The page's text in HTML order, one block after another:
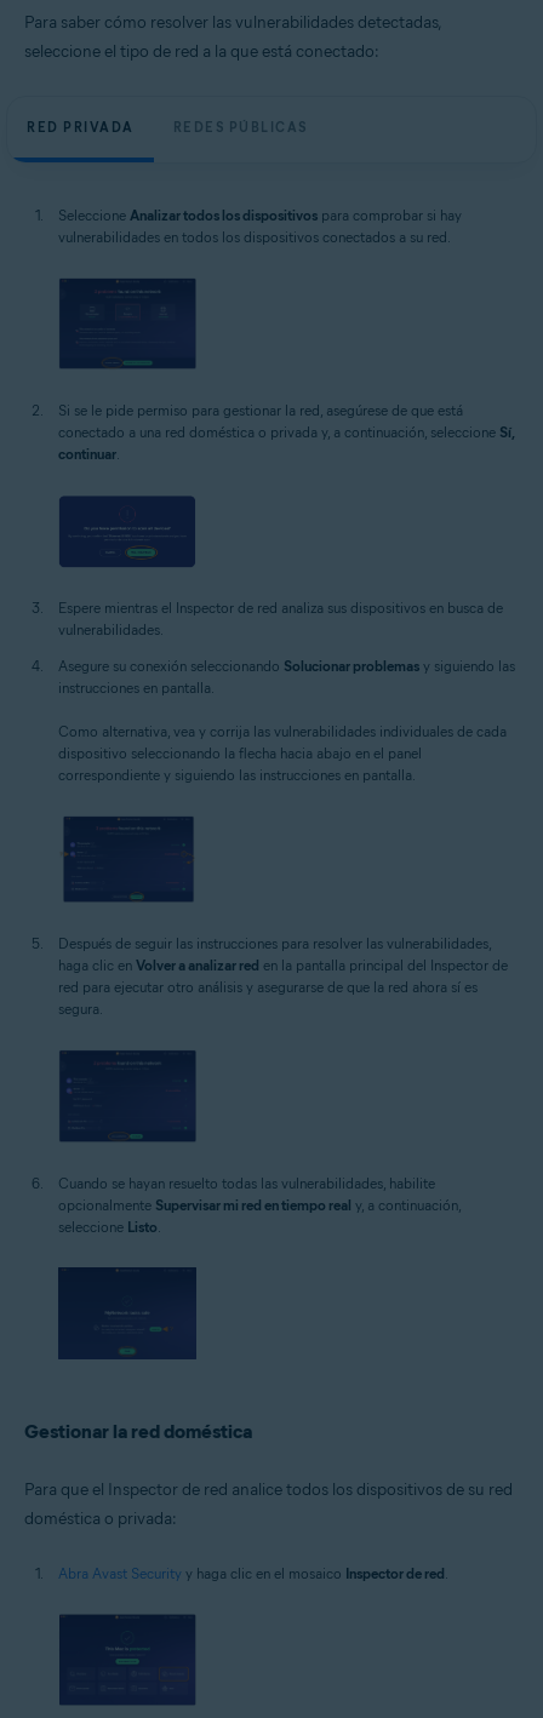
Para saber cómo resolver las vulnerabilidades detectadas,
seleccione el tipo de red a la que está conectado:
RED PRIVADA REDES PÚBLICAS
Seleccione Analizar todos los dispositivos para comprobar si hay
vulnerabilidades en todos los dispositivos conectados a su red.
Si se le pide permiso para gestionar la red, asegúrese de que está
conectado a una red doméstica o privada y, a continuación, seleccione Sí,
continuar
Espere mientras el Inspector de red analiza sus dispositivos en busca de
vulnerabilidades.
Asegure su conexión seleccionando Solucionar problemas y siguiendo las
instrucciones en pantalla.
Como alternativa, vea y corrija las vulnerabilidades individuales de cada
dispositivo seleccionando la flecha hacia abajo en el panel
correspondiente y siguiendo las instrucciones en pantalla.
Después de seguir las instrucciones para resolver las vulnerabilidades,
haga clic en Volver a analizar red en la pantalla principal del Inspector de
red para ejecutar otro análisis y asegurarse de que la red ahora sí es
segura.
Cuando se hayan resuelto todas las vulnerabilidades, habilite
opcionalmente Supervisar mi red en tiempo real y, a continuación,
seleccione Listo
Gestionar la red doméstica
Para que el Inspector de red analice todos los dispositivos de su red
doméstica o privada:
Abra Avast Security y haga clic en el mosaico Inspector de red